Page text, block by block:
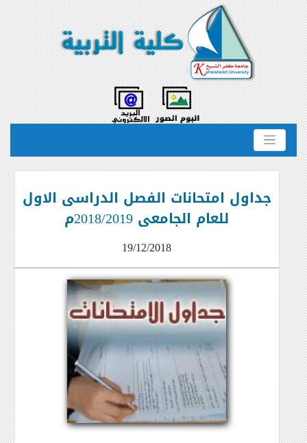
جداول امتحانات الفصل الدراسى الاول
للعام الجامعى 2018/2019م
19/12/2018